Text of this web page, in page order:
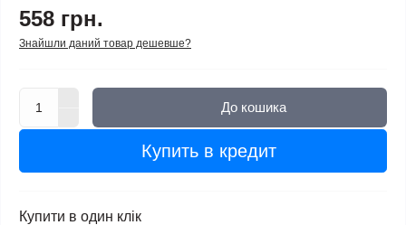
558 грн.
Знайшли даний товар дешевше?
До кошика
Купить в кредит
Купити в один клік